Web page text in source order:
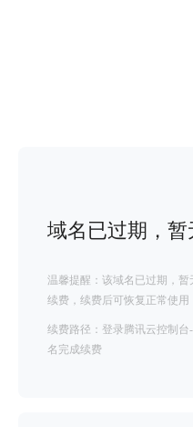
域名已过期，暂
温馨提醒：该域名已过期，
续费，续费后可恢复正常使用
续费路径：登录腾讯云控制
名完成续费